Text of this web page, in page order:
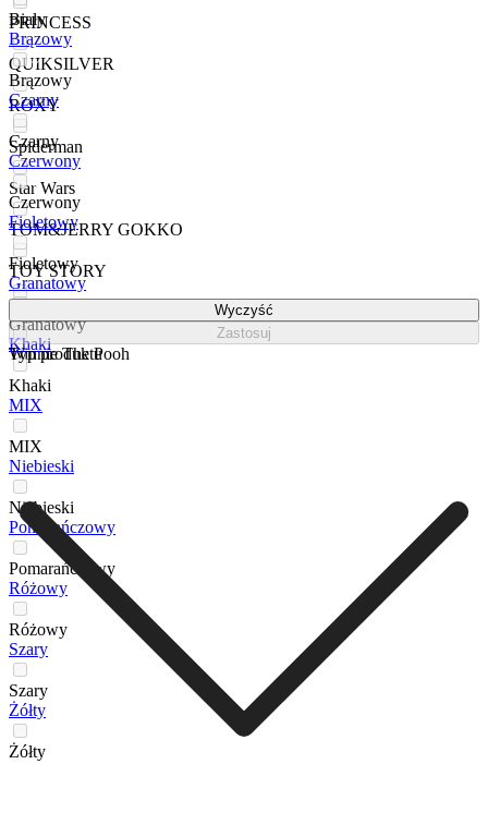
PRINCESS
QUIKSILVER
ROXY
Spiderman
Star Wars
TOM&JERRY GOKKO
TOY STORY
Winnie The Pooh
Biały
Brązowy
Brązowy
Czarny
Czarny
Czerwony
Czerwony
Fioletowy
Fioletowy
Granatowy
Granatowy
Khaki
Khaki
MIX
MIX
Niebieski
Niebieski
Pomarańczowy
Pomarańczowy
Różowy
Różowy
Szary
Szary
Żółty
Żółty
Wyczyść
Zastosuj
Typ produktu